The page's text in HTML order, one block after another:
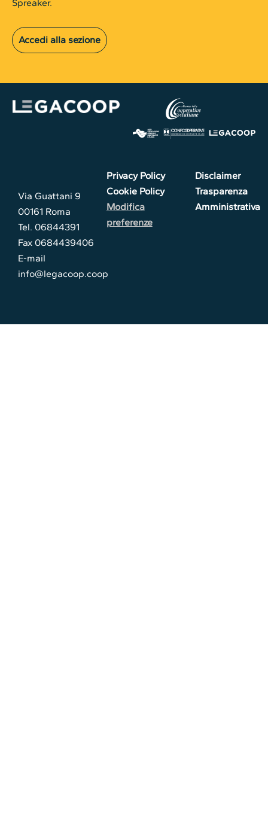
Spreaker.
Accedi alla sezione
Via Guattani 9
00161 Roma
Tel. 06844391
Fax 0684439406
E-mail
info@legacoop.coop
Privacy Policy
Cookie Policy
Modifica
preferenze
Disclaimer
Trasparenza
Amministrativa